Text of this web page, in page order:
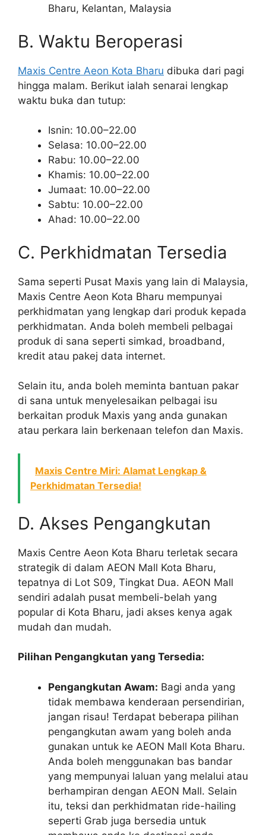
Bharu, Kelantan, Malaysia
B. Waktu Beroperasi
Maxis Centre Aeon Kota Bharu dibuka dari pagi
hingga malam. Berikut ialah senarai lengkap
waktu buka dan tutup:
Isnin: 10.00–22.00
Selasa: 10.00–22.00
Rabu: 10.00–22.00
Khamis: 10.00–22.00
Jumaat: 10.00–22.00
Sabtu: 10.00–22.00
Ahad: 10.00–22.00
C. Perkhidmatan Tersedia
Sama seperti Pusat Maxis yang lain di Malaysia,
Maxis Centre Aeon Kota Bharu mempunyai
perkhidmatan yang lengkap dari produk kepada
perkhidmatan. Anda boleh membeli pelbagai
produk di sana seperti simkad, broadband,
kredit atau pakej data internet.
Selain itu, anda boleh meminta bantuan pakar
di sana untuk menyelesaikan pelbagai isu
berkaitan produk Maxis yang anda gunakan
atau perkara lain berkenaan telefon dan Maxis.
Maxis Centre Miri: Alamat Lengkap &
Perkhidmatan Tersedia!
D. Akses Pengangkutan
Maxis Centre Aeon Kota Bharu terletak secara
strategik di dalam AEON Mall Kota Bharu,
tepatnya di Lot S09, Tingkat Dua. AEON Mall
sendiri adalah pusat membeli-belah yang
popular di Kota Bharu, jadi akses kenya agak
mudah dan mudah.
Pilihan Pengangkutan yang Tersedia:
Pengangkutan Awam: Bagi anda yang
tidak membawa kenderaan persendirian,
jangan risau! Terdapat beberapa pilihan
pengangkutan awam yang boleh anda
gunakan untuk ke AEON Mall Kota Bharu.
Anda boleh menggunakan bas bandar
yang mempunyai laluan yang melalui atau
berhampiran dengan AEON Mall. Selain
itu, teksi dan perkhidmatan ride-hailing
seperti Grab juga bersedia untuk